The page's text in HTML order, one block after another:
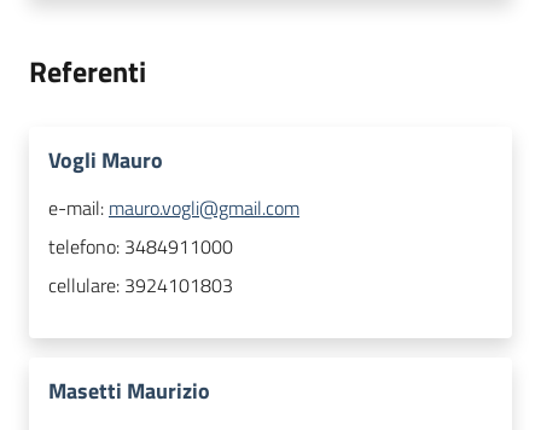
Referenti
Vogli Mauro
e-mail: mauro.vogli@gmail.com
telefono: 3484911000
cellulare: 3924101803
Masetti Maurizio